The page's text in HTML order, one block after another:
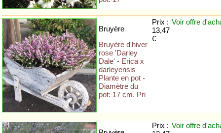
Bruyère
Bruyère d'hiver
rose 'Darley
Dale' - Erica x
darleyensis
Plante en pot -
Diamètre du
pot: 17 cm. Pri
Prix :
13,47
€
Voir offre
Prix : Voir offre